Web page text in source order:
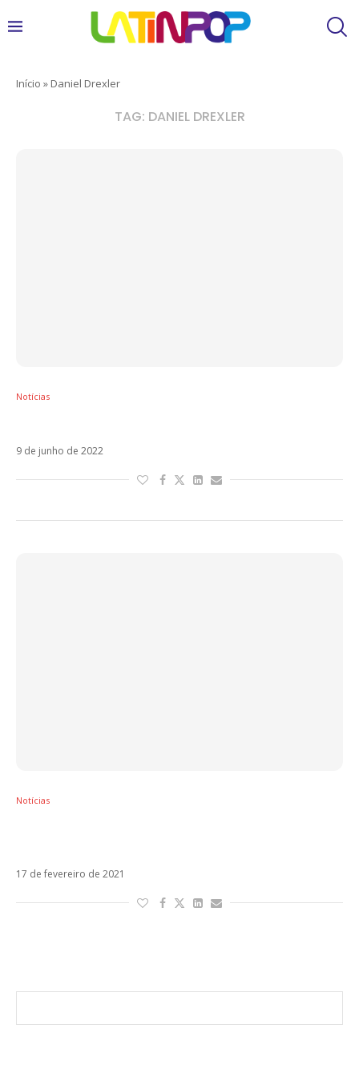
Início » Daniel Drexler
TAG: DANIEL DREXLER
Notícias
9 de junho de 2022
Notícias
17 de fevereiro de 2021